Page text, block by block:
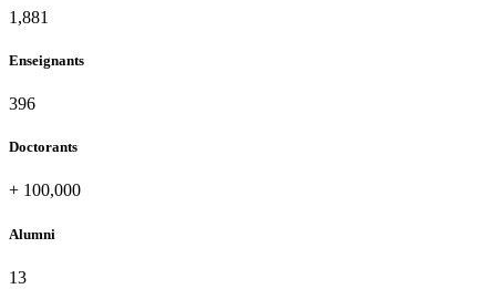
1,995
Enseignants
420
Doctorants
+ 100,000
Alumni
13